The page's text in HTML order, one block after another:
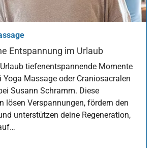
Entspannung im Urlaub
tiefenentspannende Momente
Yoga Massage oder Craniosacralen
Susann Schramm. Diese
lösen Verspannungen, fördern den
unterstützen deine Regeneration,